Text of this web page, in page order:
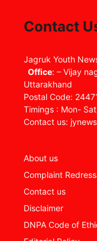
Contact
Jagruk Youth
Office: – Vijay
Uttarakhand
Postal Code:
Timings : Mon-
Contact us:
About us
Complaint
Contact us
Disclaimer
DNPA Code of